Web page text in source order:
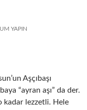
YAPIN
Aşçıbaşı
“ayran aşı” da der.
kadar lezzetli. Hele